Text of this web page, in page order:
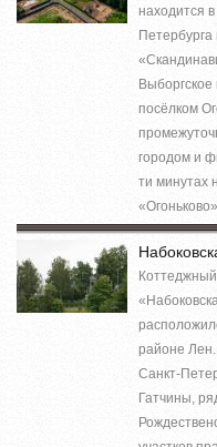
находится
Петербурга
посёлком
городом и
ти минутах
районе Лен.
Санкт-
Гатчины,